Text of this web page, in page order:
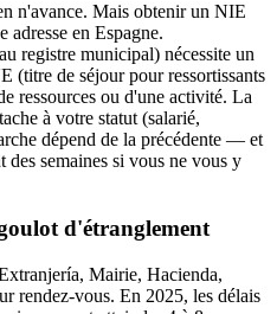
n'avance. Mais obtenir un NIE
adresse en Espagne.
registre municipal) nécessite un
(titre de séjour pour ressortissants
ressources ou d'une activité. La
à votre statut (salarié,
dépend de la précédente — et
des semaines si vous ne vous y
d'étranglement
Mairie, Hacienda,
rendez-vous. En 2025, les délais